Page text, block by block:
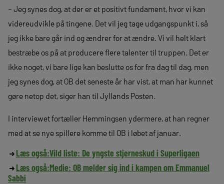
– Jeg synes dog, at der er et positivt fundament, hvor vi kan
videreudvikle på tingene. Det vil jeg tage udgangspunkt i, så
jeg ikke bare går ind og ændrer for at ændre. Vi vil helt klart
bestræbe os på at producere flere talenter til truppen. Det er
ikke noget, vi bare lige kan beslutte os for fra dag til dag, men
jeg synes dog, at OB det seneste år har vist, at man har kunnet
gøre netop det, siger han til Jyllands Posten.
I interviewet fortæller Hemmingsen ydermere, at han regner
med at se nye spillere komme til OB i løbet af januar.
Læs også:Vild liste: De yngste stjerneskud i Superligaen
Læs også:Medie: OB melder sig ind i kampen om Emmanuel
Sabbi